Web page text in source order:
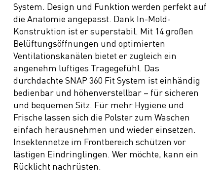
System. Design und Funktion werden perfekt auf
die Anatomie angepasst. Dank In-Mold-
Konstruktion ist er superstabil. Mit 14 großen
Belüftungsöffnungen und optimierten
Ventilationskanälen bietet er zugleich ein
angenehm luftiges Tragegefühl. Das
durchdachte SNAP 360 Fit System ist einhändig
bedienbar und höhenverstellbar – für sicheren
und bequemen Sitz. Für mehr Hygiene und
Frische lassen sich die Polster zum Waschen
einfach herausnehmen und wieder einsetzen.
Insektennetze im Frontbereich schützen vor
lästigen Eindringlingen. Wer möchte, kann ein
Rücklicht nachrüsten.